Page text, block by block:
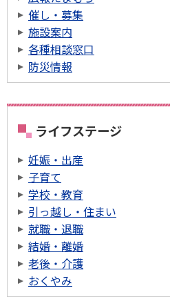
催し・募集
施設案内
各種相談窓口
防災情報
ライフステージ
妊娠・出産
子育て
学校・教育
引っ越し・住まい
就職・退職
結婚・離婚
老後・介護
おくやみ